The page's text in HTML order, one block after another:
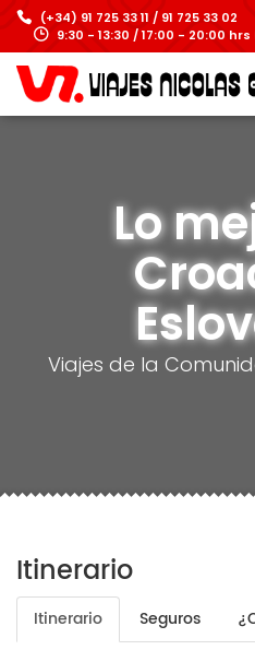
(+34) 91 725 33 11 / 91 725 33 02
9:30 - 13:30 / 17:00 - 20:00
Lo
Viajes de la
Itinerario
Itinerario Seguros